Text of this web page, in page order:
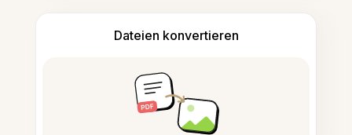
Dateien konvertieren